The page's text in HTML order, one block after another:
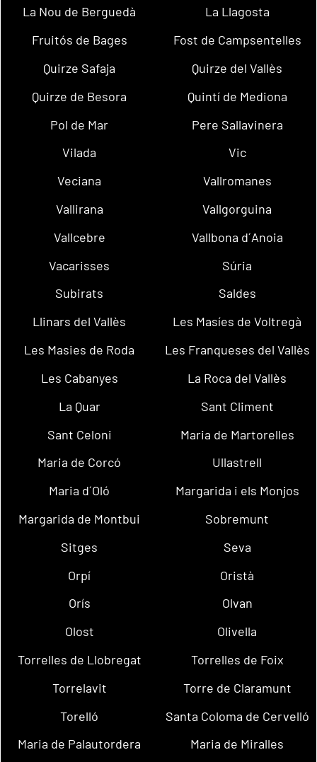
La Nou de Berguedà
La Llagosta
Fruitós de Bages
Fost de Campsentelles
Quirze Safaja
Quirze del Vallès
Quirze de Besora
Quintí de Mediona
Pol de Mar
Pere Sallavinera
Vilada
Vic
Veciana
Vallromanes
Vallirana
Vallgorguina
Vallcebre
Vallbona d´Anoia
Vacarisses
Súria
Subirats
Saldes
Llinars del Vallès
Les Masíes de Voltregà
Les Masies de Roda
Les Franqueses del Vallès
Les Cabanyes
La Roca del Vallès
La Quar
Sant Climent
Sant Celoni
Maria de Martorelles
Maria de Corcó
Ullastrell
Maria d´Oló
Margarida i els Monjos
Margarida de Montbui
Sobremunt
Sitges
Seva
Orpí
Oristà
Orís
Olvan
Olost
Olivella
Torrelles de Llobregat
Torrelles de Foix
Torrelavit
Torre de Claramunt
Torelló
Santa Coloma de Cervelló
Maria de Palautordera
Maria de Miralles